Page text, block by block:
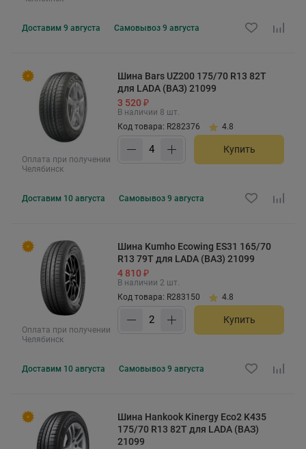
Доставим 9 августа Самовывоз 9 августа
Оплата при получении
Челябинск
Шина Bars UZ200 175/70 R13 82T
для LADA (ВАЗ) 21099
3 520 ₽
В наличии 8 шт.
Код товара: R282376
4.8
Купить
Доставим 10 августа Самовывоз 9 августа
Оплата при получении
Челябинск
Шина Kumho Ecowing ES31 165/70
R13 79T для LADA (ВАЗ) 21099
4 810 ₽
В наличии 2 шт.
Код товара: R283150
4.8
Купить
Доставим 10 августа Самовывоз 9 августа
Шина Hankook Kinergy Eco2 K435
175/70 R13 82T для LADA (ВАЗ)
21099